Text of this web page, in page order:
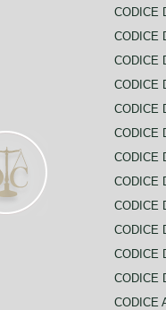
CODICE
CODICE
CODICE
CODICE
CODICE
CODICE
CODICE
CODICE
CODICE
CODICE
CODICE
CODICE
CODICE